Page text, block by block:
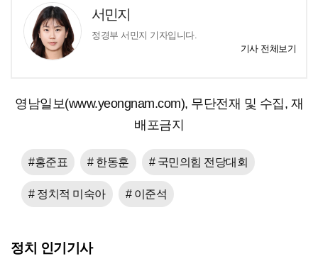
서민지
정경부 서민지 기자입니다.
기사 전체보기
영남일보(www.yeongnam.com), 무단전재 및 수집, 재
배포금지
#홍준표 # 한동훈 # 국민의힘 전당대회
# 정치적 미숙아 # 이준석
정치 인기기사